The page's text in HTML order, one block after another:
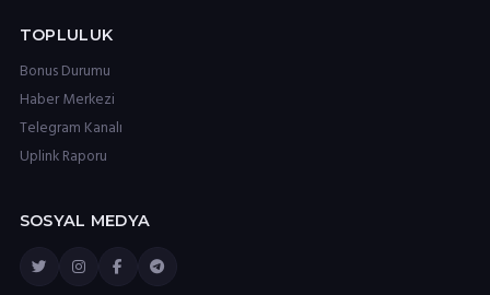
TOPLULUK
Bonus Durumu
Haber Merkezi
Telegram Kanalı
Uplink Raporu
SOSYAL MEDYA